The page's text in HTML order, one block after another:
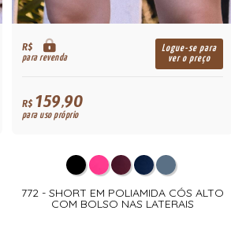
R$
para revenda
Logue-se para
ver o preço
R$159,90
para uso próprio
772 - SHORT EM POLIAMIDA CÓS ALTO
COM BOLSO NAS LATERAIS